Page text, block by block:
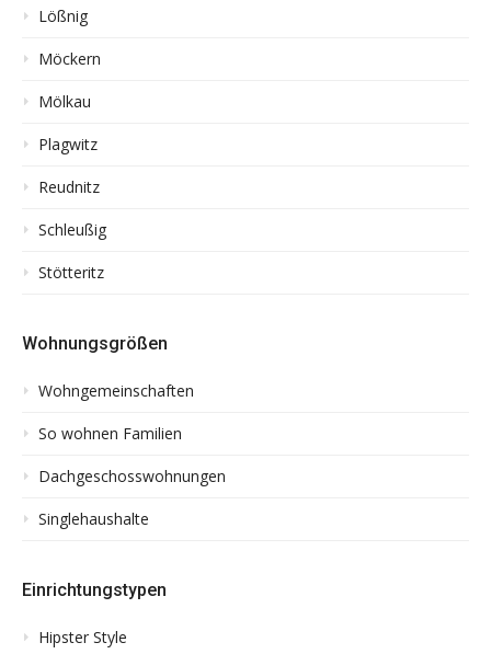
Lößnig
Möckern
Mölkau
Plagwitz
Reudnitz
Schleußig
Stötteritz
Wohnungsgrößen
Wohngemeinschaften
So wohnen Familien
Dachgeschosswohnungen
Singlehaushalte
Einrichtungstypen
Hipster Style